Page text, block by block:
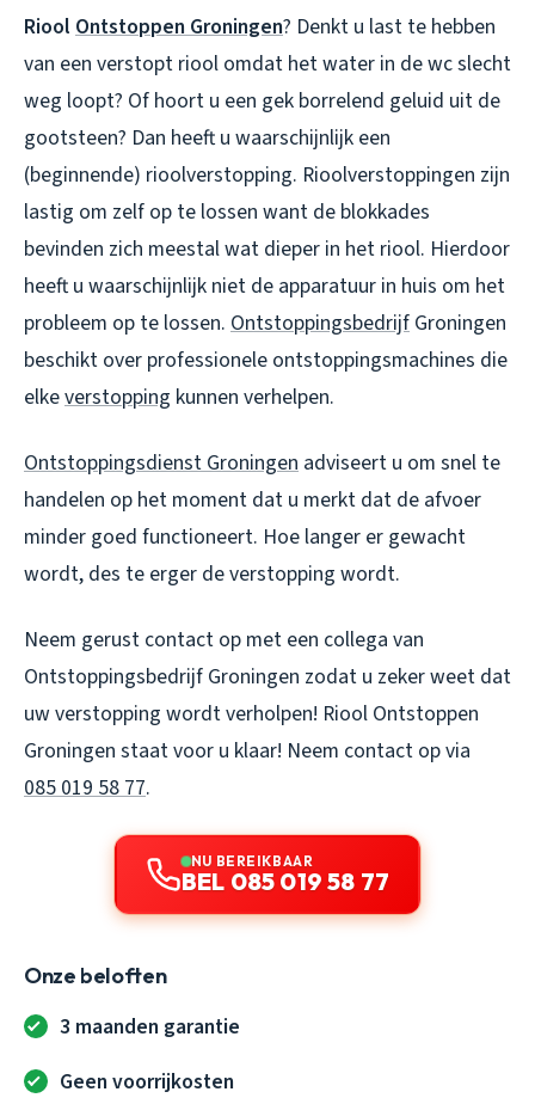
Riool Ontstoppen Groningen? Denkt u last te hebben
van een verstopt riool omdat het water in de wc slecht
weg loopt? Of hoort u een gek borrelend geluid uit de
gootsteen? Dan heeft u waarschijnlijk een
(beginnende) rioolverstopping. Rioolverstoppingen zijn
lastig om zelf op te lossen want de blokkades
bevinden zich meestal wat dieper in het riool. Hierdoor
heeft u waarschijnlijk niet de apparatuur in huis om het
probleem op te lossen. Ontstoppingsbedrijf Groningen
beschikt over professionele ontstoppingsmachines die
elkeverstopping kunnen verhelpen.
Ontstoppingsdienst Groningen adviseert u om snel te
handelen op het moment dat u merkt dat de afvoer
minder goed functioneert. Hoe langer er gewacht
wordt, des te erger de verstopping wordt.
Neem gerust contact op met een collega van
Ontstoppingsbedrijf Groningen zodat u zeker weet dat
uw verstopping wordt verholpen! Riool Ontstoppen
Groningen staat voor u klaar! Neem contact op via
085 019 58 77.
NU BEREIKBAAR
BEL 085 019 58 77
Onze beloften
3 maanden garantie
Geen voorrijkosten